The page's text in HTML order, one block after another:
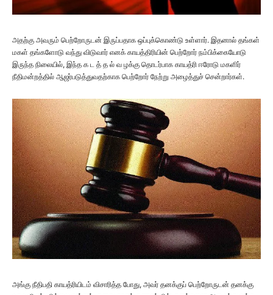
அதற்கு அவரும் பெற்றோருடன் இருப்பதாக ஒப்புக்கொண்டு உள்ளார். இதனால் தங்கள்
மகள் தங்களோடு வந்து விடுவார் எனக் காயத்திரியின் பெற்றோர் நம்பிக்கையோடு
இருந்த நிலையில், இந்த க ட த் த ல் வ ழக்கு தொடர்பாக காயத்ரி ஈரோடு மகளிர்
நீதிமன்றத்தில் ஆஜர்படுத்துவதற்காக பெற்றோர் நேற்று அழைத்துச் சென்றார்கள்.
அங்கு நீதிபதி காயத்ரியிடம் விசாரித்த போது, அவர் தனக்குப் பெற்றோருடன் தனக்கு